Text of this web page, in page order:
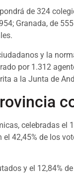
de 324
Granada, de
y la
por 1.312
a la Junta de
celebradas
42,45% de los
y el 12,84%